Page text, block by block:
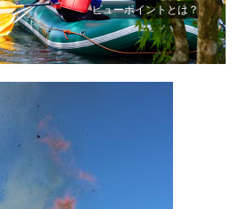
ビューポイントとは？